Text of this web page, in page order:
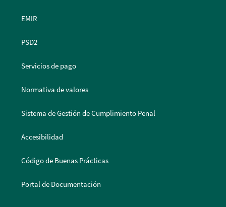
EMIR
PSD2
Servicios de pago
Normativa de valores
Sistema de Gestión de Cumplimiento Penal
Accesibilidad
Código de Buenas Prácticas
Portal de Documentación